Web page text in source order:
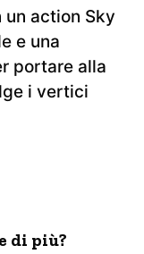
un action Sky
e una
portare alla
i vertici
di più?